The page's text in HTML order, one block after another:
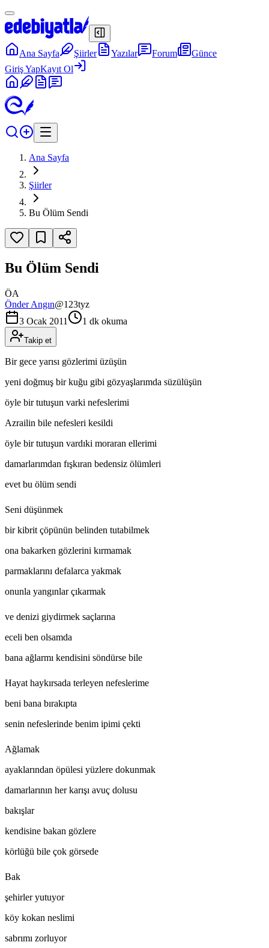
Ana Sayfa Şiirler Yazılar Forum
Günce
Giriş YapKayıt Ol
Ana Sayfa
Şiirler
Bu Ölüm Sendi
Bu Ölüm Sendi
ÖA
Önder Angın@123tyz
3 Ocak 2011
1 dk okuma
Takip et
Bir gece yarısı gözlerimi üzüşün
yeni doğmuş bir kuğu gibi gözyaşlarımda süzülüşün
öyle bir tutuşun varki nefeslerimi
Azrailin bile nefesleri kesildi
öyle bir tutuşun vardıki moraran ellerimi
damarlarımdan fışkıran bedensiz ölümleri
evet bu ölüm sendi
Seni düşünmek
bir kibrit çöpünün belinden tutabilmek
ona bakarken gözlerini kırmamak
parmaklarını defalarca yakmak
onunla yangınlar çıkarmak
ve denizi giydirmek saçlarına
eceli ben olsamda
bana ağlarmı kendisini söndürse bile
Hayat haykırsada terleyen nefeslerime
beni bana bırakıpta
senin nefeslerinde benim ipimi çekti
Ağlamak
ayaklarından öpülesi yüzlere dokunmak
damarlarının her karışı avuç dolusu
bakışlar
kendisine bakan gözlere
körlüğü bile çok görsede
Bak
şehirler yutuyor
köy kokan neslimi
sabrımı zorluyor